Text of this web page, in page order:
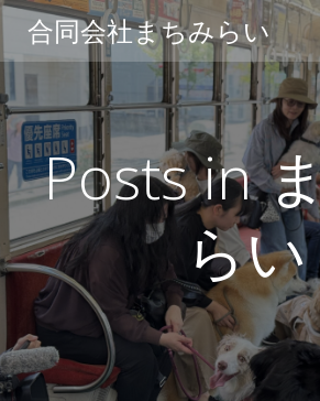
コ
ン
テ
ン
ツ
へ
ス
キ
ッ
プ
合同会社まちみらい
Posts in
らい